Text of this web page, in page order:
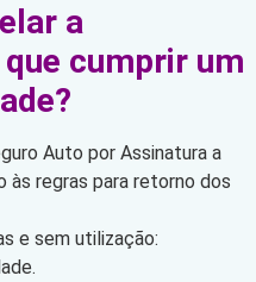
a
cumprir um
Auto por Assinatura a
às regras para retorno dos
e sem utilização: